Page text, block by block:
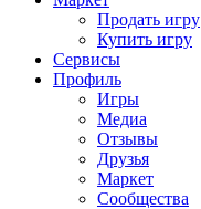
Продать игру
Купить игру
Сервисы
Профиль
Игры
Медиа
Отзывы
Друзья
Маркет
Сообщества